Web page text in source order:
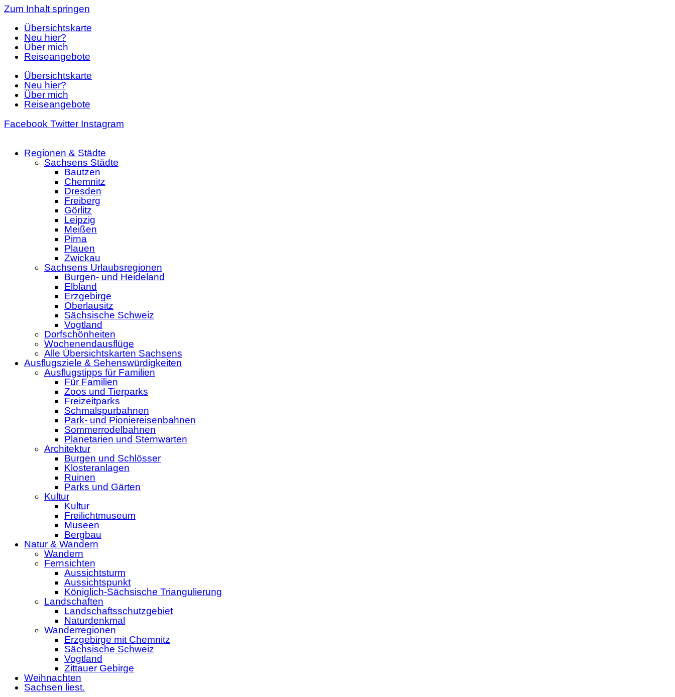
Zum Inhalt springen
Übersichtskarte
Neu hier?
Über mich
Reiseangebote
Übersichtskarte
Neu hier?
Über mich
Reiseangebote
Facebook Twitter Instagram
Regionen & Städte
Sachsens Städte
Bautzen
Chemnitz
Dresden
Freiberg
Görlitz
Leipzig
Meißen
Pirna
Plauen
Zwickau
Sachsens Urlaubsregionen
Burgen- und Heideland
Elbland
Erzgebirge
Oberlausitz
Sächsische Schweiz
Vogtland
Dorfschönheiten
Wochenendausflüge
Alle Übersichtskarten Sachsens
Ausflugsziele & Sehenswürdigkeiten
Ausflugstipps für Familien
Für Familien
Zoos und Tierparks
Freizeitparks
Schmalspurbahnen
Park- und Pioniereisenbahnen
Sommerrodelbahnen
Planetarien und Sternwarten
Architektur
Burgen und Schlösser
Klosteranlagen
Ruinen
Parks und Gärten
Kultur
Kultur
Freilichtmuseum
Museen
Bergbau
Natur & Wandern
Wandern
Fernsichten
Aussichtsturm
Aussichtspunkt
Königlich-Sächsische Triangulierung
Landschaften
Landschaftsschutzgebiet
Naturdenkmal
Wanderregionen
Erzgebirge mit Chemnitz
Sächsische Schweiz
Vogtland
Zittauer Gebirge
Weihnachten
Sachsen liest.